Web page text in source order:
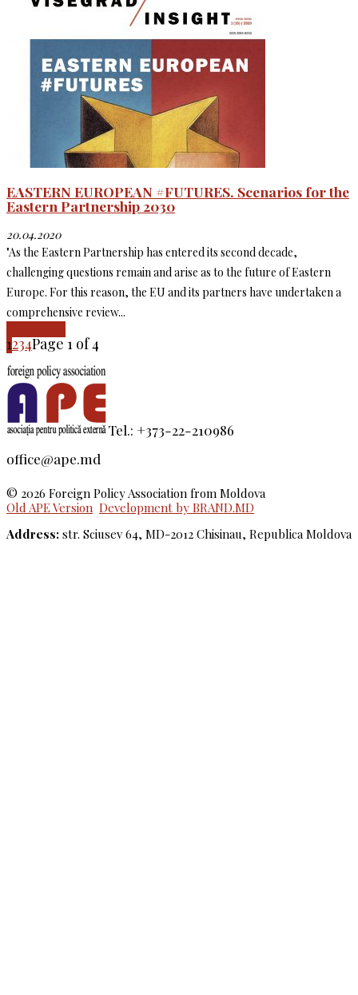
EASTERN EUROPEAN #FUTURES. Scenarios for the
Eastern Partnership 2030
20.04.2020
"As the Eastern Partnership has entered its second decade,
challenging questions remain and arise as to the future of Eastern
Europe. For this reason, the EU and its partners have undertaken a
comprehensive review...
1234Page 1 of 4
Tel.: +373-22-210986
office@ape.md
© 2026 Foreign Policy Association from Moldova
Old APE Version Development by BRAND.MD
Address: str. Sciusev 64, MD-2012 Chisinau, Republica Moldova